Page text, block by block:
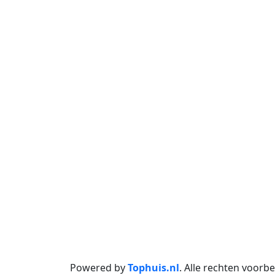
Powered byTophuis.nl. Alle rechten